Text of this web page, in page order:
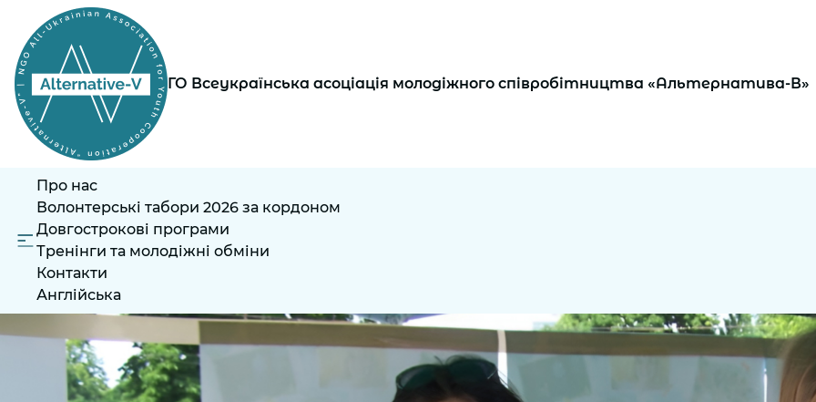
ГО Всеукраїнська асоціація молодіжного співробітництва «Альтернатива-В»
Про нас
Волонтерські табори 2026 за кордоном
Довгострокові програми
Тренінги та молодіжні обміни
Контакти
Англійська